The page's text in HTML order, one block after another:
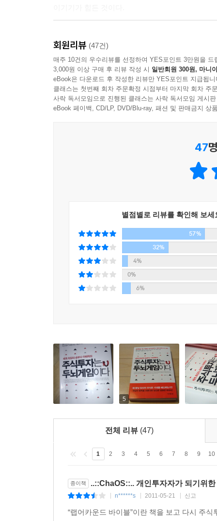
큰돈 버는 개미들이 지키는 40가지 게임의 법칙!
주식 투자를 하는 사람들은 매일 같이 자신이 투
사야 할지 팔아야 할지를 고민한다. 하지만 그렇
너무나 드물다. 왜 이런 일이 벌어진 것일까?
그 이유는 다른 데 있지 않다. 그것은 개인 투자
아무리 우량한 주식이라도 큰손이 움직이지 않
주목하여 주식 투자를 힘센 상대와 맞서야 하는
한국 주식 시장의 대세 상승은 계속된다!
그렇다면 개인 투자자가 상대를 이기기 위해서
말한다. 내가 가진 투자금이 얼마나 미미한 것
것부터 출발해야 한다는 말이다. 그렇게 자기 자
주식 시장에는 수많은 상대가 있지만 그 많은
아니라 외국인, 기관, 대주주, 작전 세력처럼 강한
세대의 풍부한 자금, 인구 고령화에 따른 연기금
보이는 한국 기업들의 가치가 향후 오랜 시간
역사적으로 하락장에서슴 물론이고 상승장에서
못하고 자기 자신과 상대방, 그리고 시장 전체를
두뇌 게임으로 인식한다면 당신은 적어도 그 게임
회원리뷰 (47건)
매주 10건의 우수리뷰를 선정하여 YES포인트 3만원을 드
3,000원 이상 구매 후 리뷰 작성 시 일반회원 300원, 마니
eBook은 다운로드 후 작성한 리뷰만 YES포인트 지급됩니
클래스는 첫번째 회차 주문확정 시점부터 마지막 회차 주
사락 독서모임으로 진행된 클래스는 사락 독서모임 게시
eBook 페이백, CD/LP, DVD/Blu-ray, 패션 및 판매금지 상
47
별점별로 리뷰를 확인해 보세
57%
32%
4%
0%
6%
5
전체 리뷰 (47)
1 2 3 4 5 6 7 8 9 10
종이책 ..::ChaOS::.. 개인투자자가 되기위
n******s 2011-05-21 신고
“랩어카운드 바이블”이란 책을 보고 다시 주